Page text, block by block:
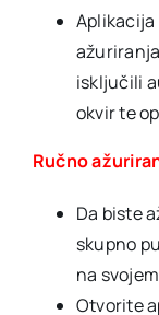
isključili
okvir te
Ručno
Da biste
skupno
na
Otvorite